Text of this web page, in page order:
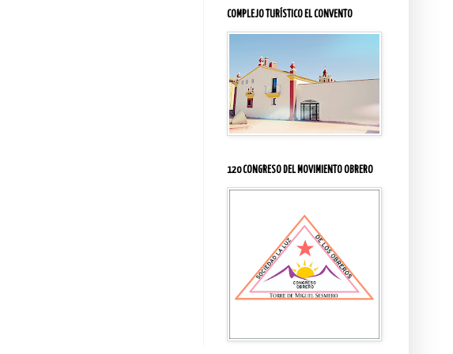
COMPLEJO TURÍSTICO EL CONVENTO
120 CONGRESO DEL MOVIMIENTO OBRERO